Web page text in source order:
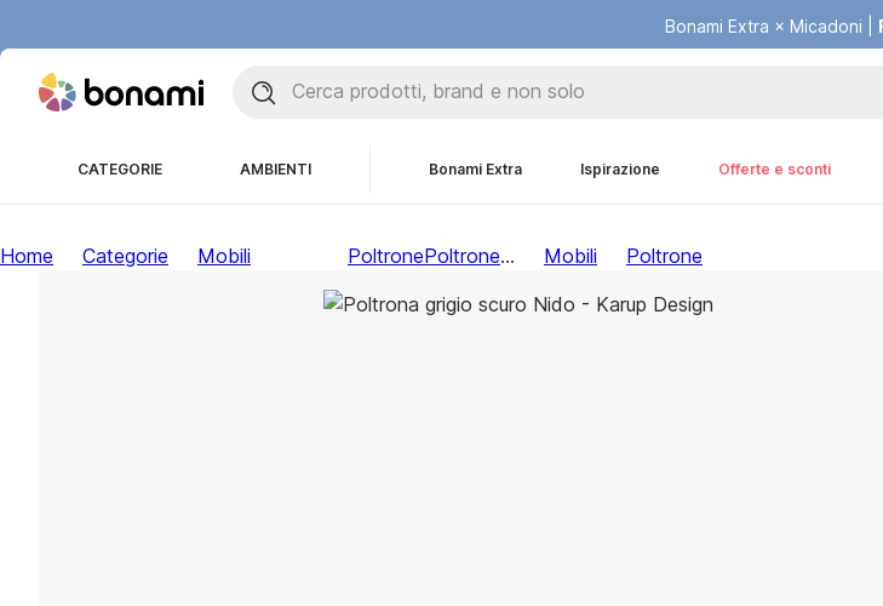
Bonami Extra × Micadoni |
CATEGORIE AMBIENTI Bonami Extra Ispirazione Offerte e sconti
Home Categorie Mobili PoltronePoltrone... Mobili Poltrone